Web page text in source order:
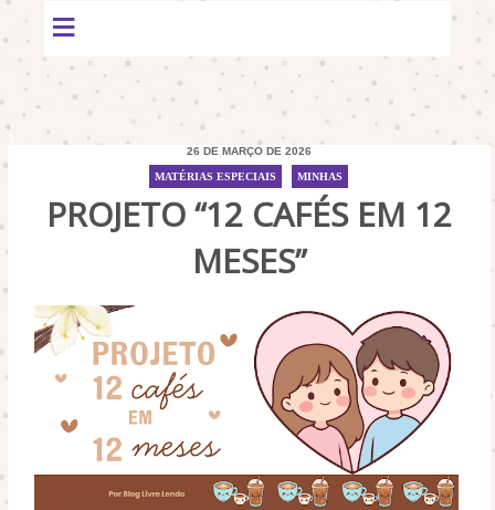
≡
26 DE MARÇO DE 2026
MATÉRIAS ESPECIAIS MINHAS
PROJETO “12 CAFÉS EM 12
MESES”